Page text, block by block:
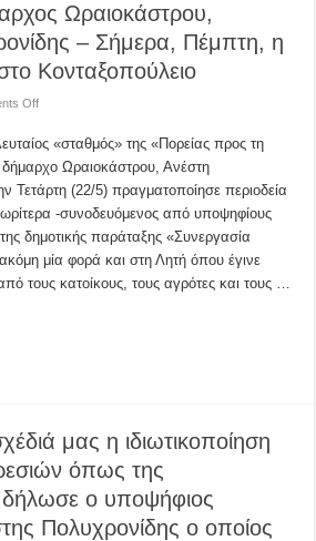
Ωραιοκάστρου,
– Σήμερα, Πέμπτη, η
Κονταξοπούλειο
Offon
το
καθαρό
νερό
για
όλους»,
επανέλαβε
από
τον
Δρυμό
ο
υποψήφιος
δήμαρχος
Κονταξοπούλειο
«σταθμός» της «Πορείας προς τη
δήμαρχο Ωραιοκάστρου, Ανέστη
Τετάρτη (22/5) πραγματοποίησε περιοδεία
-συνοδευόμενος από υποψηφίους
δημοτικής παράταξης «Συνεργασία
μία φορά και στη Λητή όπου έγινε
τους κατοίκους, τους αγρότες και τους …
μας η ιδιωτικοποίηση
όπως της
δήλωσε ο υποψήφιος
Πολυχρονίδης ο οποίος